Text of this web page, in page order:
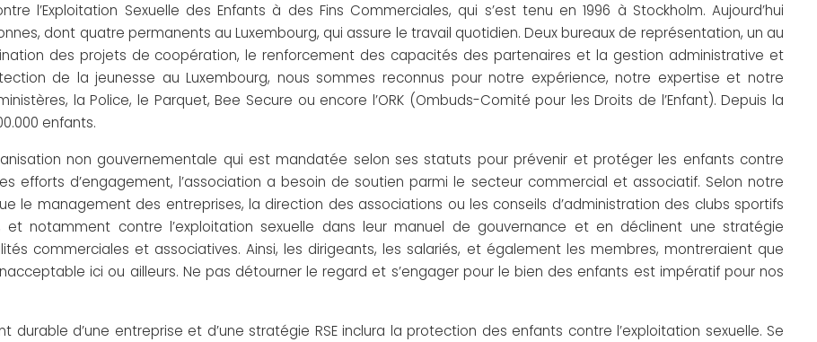
l’Exploitation Sexuelle des Enfants à des Fins Commerciales, qui s’est tenu en 1996 à Stockholm. Aujourd’hui
dont quatre permanents au Luxembourg, qui assure le travail quotidien. Deux bureaux de représentation, un au
des projets de coopération, le renforcement des capacités des partenaires et la gestion administrative et
de la jeunesse au Luxembourg, nous sommes reconnus pour notre expérience, notre expertise et notre
la Police, le Parquet, Bee Secure ou encore l’ORK (Ombuds-Comité pour les Droits de l’Enfant). Depuis la
enfants.
non gouvernementale qui est mandatée selon ses statuts pour prévenir et protéger les enfants contre
efforts d’engagement, l’association a besoin de soutien parmi le secteur commercial et associatif. Selon notre
le management des entreprises, la direction des associations ou les conseils d’administration des clubs sportifs
notamment contre l’exploitation sexuelle dans leur manuel de gouvernance et en déclinent une stratégie
commerciales et associatives. Ainsi, les dirigeants, les salariés, et également les membres, montreraient que
ici ou ailleurs. Ne pas détourner le regard et s’engager pour le bien des enfants est impératif pour nos
d’une entreprise et d’une stratégie RSE inclura la protection des enfants contre l’exploitation sexuelle. Se